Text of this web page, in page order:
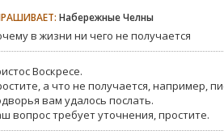
Набережные Челны
в жизни ни чего не получается
Воскресе.
а что не получается, например,
вам удалось послать.
вопрос требует уточнения, простите.